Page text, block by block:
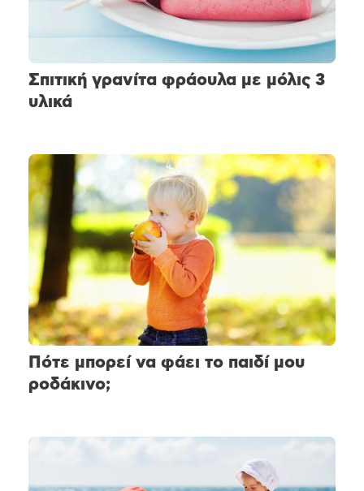
Σπιτική γρανίτα φράουλα με μόλις 3
υλικά
Πότε μπορεί να φάει το παιδί μου
ροδάκινο;